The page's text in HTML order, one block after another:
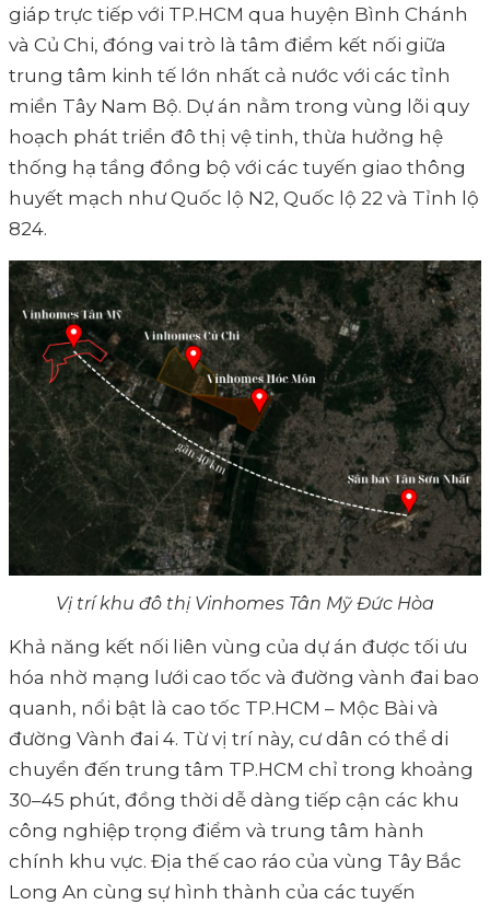
giáp trực tiếp với TP.HCM qua huyện Bình Chánh
và Củ Chi, đóng vai trò là tâm điểm kết nối giữa
trung tâm kinh tế lớn nhất cả nước với các tỉnh
miền Tây Nam Bộ. Dự án nằm trong vùng lõi quy
hoạch phát triển đô thị vệ tinh, thừa hưởng hệ
thống hạ tầng đồng bộ với các tuyến giao thông
huyết mạch như Quốc lộ N2, Quốc lộ 22 và Tỉnh lộ
824.
Vị trí khu đô thị Vinhomes Tân Mỹ Đức Hòa
Khả năng kết nối liên vùng của dự án được tối ưu
hóa nhờ mạng lưới cao tốc và đường vành đai bao
quanh, nổi bật là cao tốc TP.HCM – Mộc Bài và
đường Vành đai 4. Từ vị trí này, cư dân có thể di
chuyển đến trung tâm TP.HCM chỉ trong khoảng
30–45 phút, đồng thời dễ dàng tiếp cận các khu
công nghiệp trọng điểm và trung tâm hành
chính khu vực. Địa thế cao ráo của vùng Tây Bắc
Long An cùng sự hình thành của các tuyến